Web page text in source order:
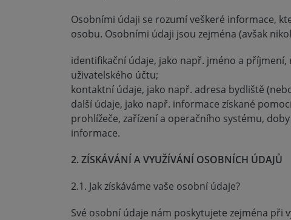
Osobními údaji se rozumí veškeré informace,
osobu. Osobními údaji jsou zejména (avšak
identifikační údaje, jako např. jméno a
uživatelského účtu;
kontaktní údaje, jako např. adresa bydliště
další údaje, jako např. informace získané
prohlížeče, zařízení a operačního systému,
informace.
2. ZÍSKÁVÁNÍ A VYUŽÍVÁNÍ OSOBNÍCH ÚDAJŮ
2.1. Jak získáváme vaše osobní údaje?
Své osobní údaje nám poskytujete zejména při